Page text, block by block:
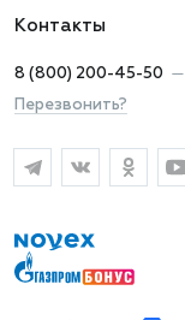
Контакты
8 (800) 200-45-50 —
Перезвонить?